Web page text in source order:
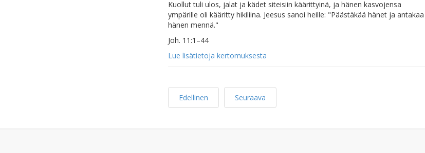
Kuollut tuli ulos, jalat ja kädet siteisiin käärittyinä, ja hänen kasvojensa
ympärille oli kääritty hikiliina. Jeesus sanoi heille: "Päästäkää hänet ja antakaa
hänen mennä."
Joh. 11:1–44
Lue lisätietoja kertomuksesta
Edellinen Seuraava